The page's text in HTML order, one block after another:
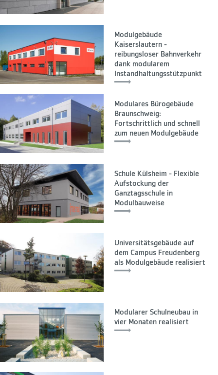
Modulgebäude
Kaiserslautern -
reibungsloser Bahnverkehr
dank modularem
Instandhaltungsstützpunkt
Modulares Bürogebäude
Braunschweig:
Fortschrittlich und schnell
zum neuen Modulgebäude
Schule Külsheim - Flexible
Aufstockung der
Ganztagsschule in
Modulbauweise
Universitätsgebäude auf
dem Campus Freudenberg
als Modulgebäude realisiert
Modularer Schulneubau in
vier Monaten realisiert